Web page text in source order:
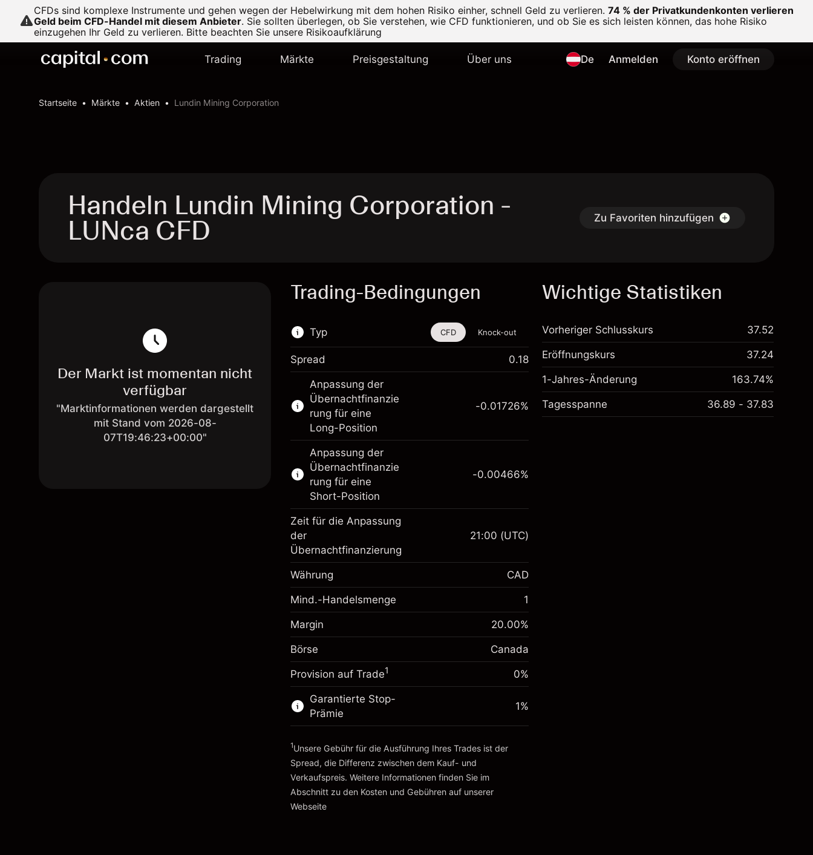
CFDs sind komplexe Instrumente und gehen wegen der Hebelwirkung mit dem hohen Risiko einher, schnell Geld zu verlieren. 74 % der Privatkundenkonten verlieren
Geld beim CFD-Handel mit diesem Anbieter. Sie sollten überlegen, ob Sie verstehen, wie CFD funktionieren, und ob Sie es sich leisten können, das hohe Risiko
einzugehen Ihr Geld zu verlieren. Bitte beachten Sie unsere Risikoaufklärung
Trading Märkte Preisgestaltung Über uns De Anmelden Konto eröffnen
Startseite Märkte Aktien Lundin Mining Corporation
Handeln Lundin Mining Corporation -
LUNca CFD Zu Favoriten hinzufügen
Der Markt ist momentan nicht
verfügbar
"Marktinformationen werden dargestellt
mit Stand vom 2026-08-
07T19:46:23+00:00"
Trading-Bedingungen
Typ
Dieses Finanzinstrument steht für das Traden
über CFDs und Knock-outs zur Verfügung.
Erfahren Sie mehr über:
CFDs
Knock-outs
CFD Knock-out
Spread 0.18
Anpassung der
Übernachtfinanzie
rung für eine
Long-Position
Margin. Ihre Investition
Anpassung der
Übernachtfinanzierung
Gebühren aus
fremdfinanzierten
Positionswert
-0.01726%
(-CA$0.86)
~CA$5,000.00
Geld aus Hebelwirkung ~
Zur Plattform
-0.01726%
Anpassung der
Übernachtfinanzie
rung für eine
Short-Position
Margin. Ihre Investition
CA$1,000.00
Anpassung der
fremdfinanzierten
-0.004658%
(-CA$0.23)
Positionsgröße mit Hebelwirkung
~CA$5,000.00
Zur Plattform
-0.00466%
Zeit für die Anpassung
der
Übernachtfinanzierung
21:00 (UTC)
Währung CAD
Mind.-Handelsmenge 1
Margin 20.00%
Börse Canada
Provision auf Trade1 0%
Garantierte Stop-
Prämie
Kosten und Gebühren
1%
1Unsere Gebühr für die Ausführung Ihres Trades ist der
Spread, die Differenz zwischen dem Kauf- und
Verkaufspreis. Weitere Informationen finden Sie im
Abschnitt zu den Kosten und Gebühren auf unserer
Webseite
Wichtige Statistiken
Vorheriger Schlusskurs 37.52
Eröffnungskurs 37.24
1-Jahres-Änderung 163.74%
Tagesspanne 36.89 - 37.83